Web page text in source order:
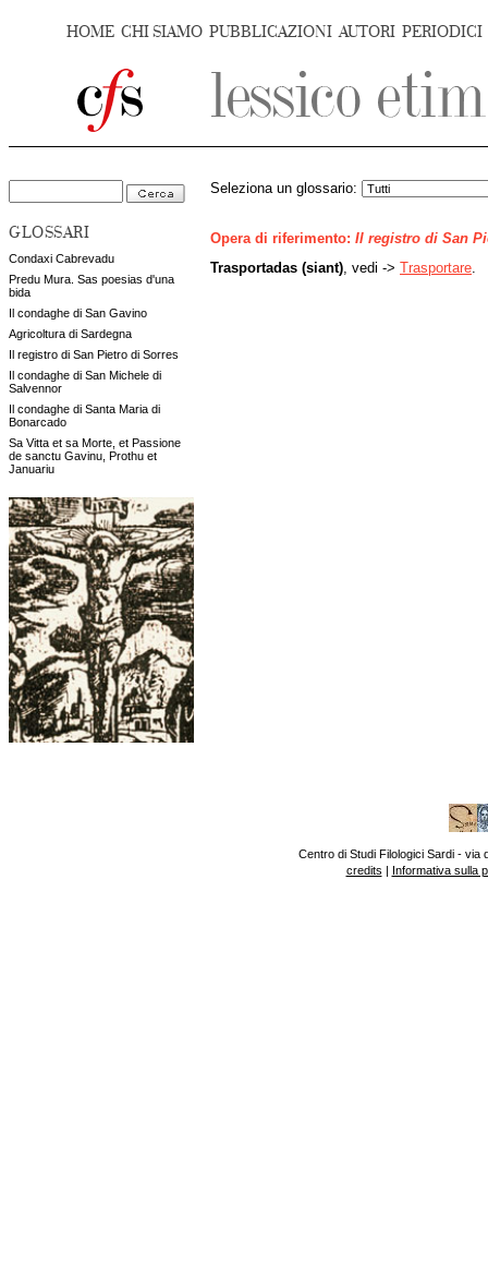
HOME CHI SIAMO PUBBLICAZIONI AUTORI PERIODICI
GLOSSARI
Condaxi Cabrevadu
Predu Mura. Sas poesias d'una
bida
Il condaghe di San Gavino
Agricoltura di Sardegna
Il registro di San Pietro di Sorres
Il condaghe di San Michele di
Salvennor
Il condaghe di Santa Maria di
Bonarcado
Sa Vitta et sa Morte, et Passione
de sanctu Gavinu, Prothu et
Januariu
Seleziona un glossario:
Opera di riferimento: Il registro di San
Trasportadas (siant) , vedi -> Trasportare
Centro di Studi Filologici Sardi - via
credits | Informativa sulla